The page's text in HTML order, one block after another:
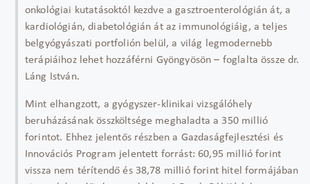
onkológiai kutatásoktól kezdve a gasztroenterológián át, a
kardiológián, diabetológián át az immunológiáig, a teljes
belgyógyászati portfolión belül, a világ legmodernebb
terápiáihoz lehet hozzáférni Gyöngyösön – foglalta össze dr.
Láng István.
Mint elhangzott, a gyógyszer-klinikai vizsgálóhely
beruházásának összköltsége meghaladta a 350 millió
forintot. Ehhez jelentős részben a Gazdaságfejlesztési és
Innovációs Program jelentett forrást: 60,95 millió forint
vissza nem térítendő és 38,78 millió forint hitel formájában